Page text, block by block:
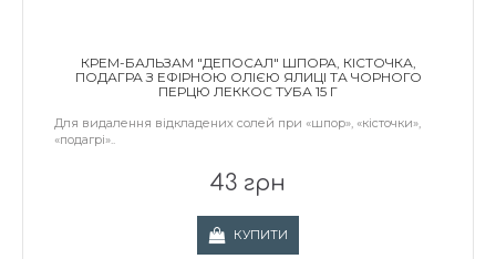
КРЕМ-БАЛЬЗАМ "ДЕПОСАЛ" ШПОРА, КІСТОЧКА,
ПОДАГРА З ЕФІРНОЮ ОЛІЄЮ ЯЛИЦІ ТА ЧОРНОГО
ПЕРЦЮ ЛЕККОС ТУБА 15 Г
Для видалення відкладених солей при «шпор», «кісточки»,
«подагрі»..
43 грн
КУПИТИ